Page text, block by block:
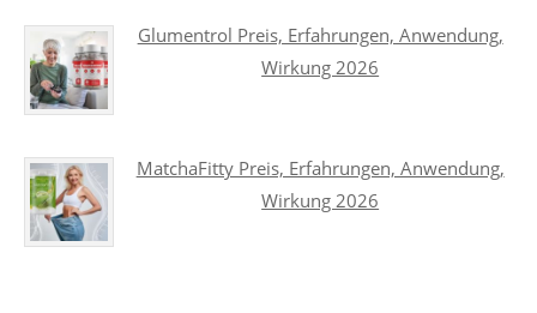
Glumentrol Preis, Erfahrungen, Anwendung,
Wirkung 2026
MatchaFitty Preis, Erfahrungen, Anwendung,
Wirkung 2026